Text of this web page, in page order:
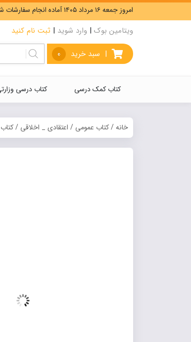
امروز جمعه ۱۶ مرداد ۱۴۰۵ آماده انجام سفارشات شما عزیزان هستیم. ارسال رایگان سفارشات بیشتر از 5،000،000 تومان.
ویتامین بوک | وارد شوید | ثبت نام کنید
| سبد خرید 0
کتاب کمک درسی کتاب درسی
خانه/کتاب عمومی / اعتقادی _ اخلاقی /